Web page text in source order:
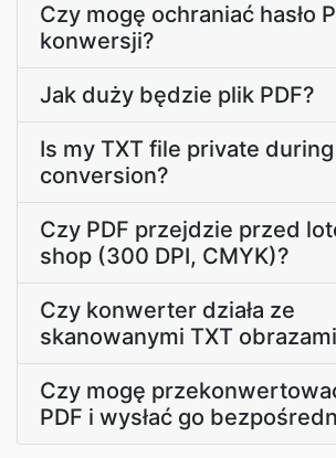
Czy mogę ochraniać hasło
konwersji?
Jak duży będzie plik PDF?
Is my TXT file private during
conversion?
Czy PDF przejdzie przed
shop (300 DPI, CMYK)?
Czy konwerter działa ze
skanowanymi TXT
Czy mogę
PDF i wysłać go